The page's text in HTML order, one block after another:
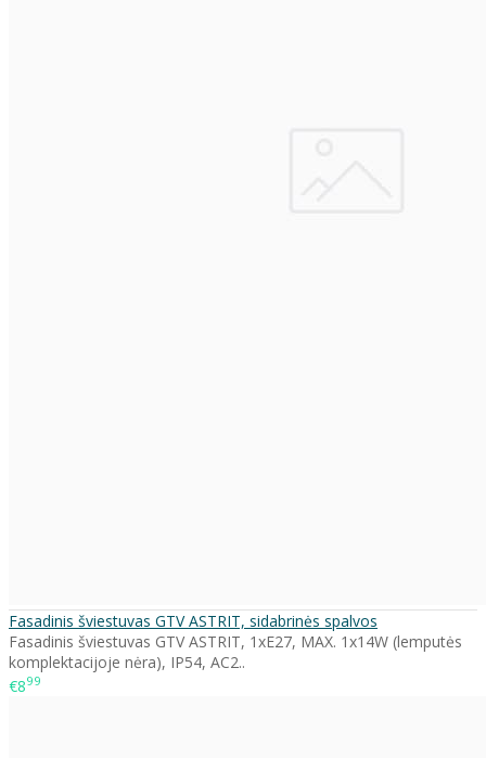
Fasadinis šviestuvas GTV ASTRIT, sidabrinės spalvos
Fasadinis šviestuvas GTV ASTRIT, 1xE27, MAX. 1x14W (lemputės
komplektacijoje nėra), IP54, AC2..
€899